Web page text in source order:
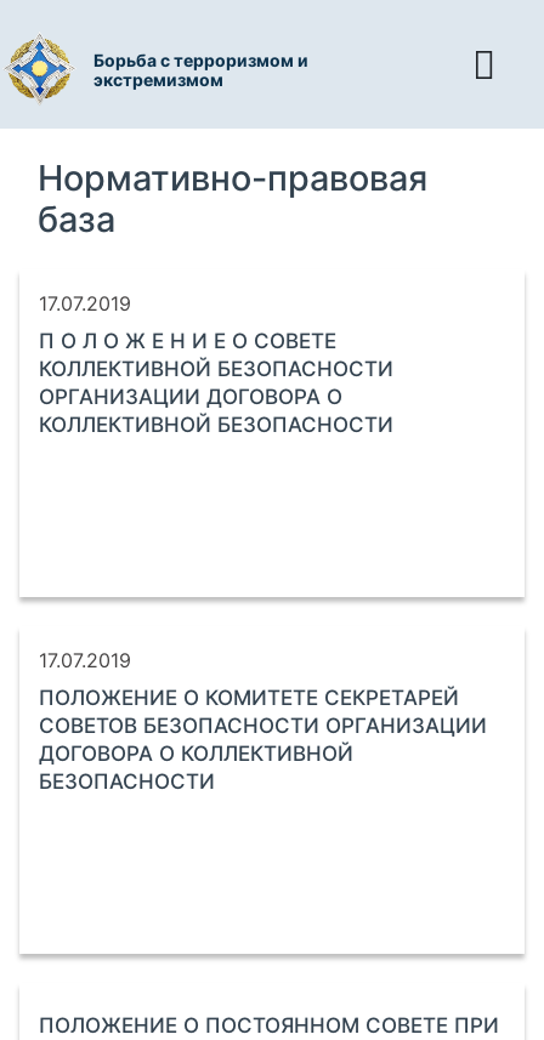
Борьба с терроризмом и
экстремизмом
Нормативно-правовая
база
17.07.2019
П О Л О Ж Е Н И Е О СОВЕТЕ
КОЛЛЕКТИВНОЙ БЕЗОПАСНОСТИ
ОРГАНИЗАЦИИ ДОГОВОРА О
КОЛЛЕКТИВНОЙ БЕЗОПАСНОСТИ
17.07.2019
ПОЛОЖЕНИЕ О КОМИТЕТЕ СЕКРЕТАРЕЙ
СОВЕТОВ БЕЗОПАСНОСТИ ОРГАНИЗАЦИИ
ДОГОВОРА О КОЛЛЕКТИВНОЙ
БЕЗОПАСНОСТИ
ПОЛОЖЕНИЕ О ПОСТОЯННОМ СОВЕТЕ ПРИ